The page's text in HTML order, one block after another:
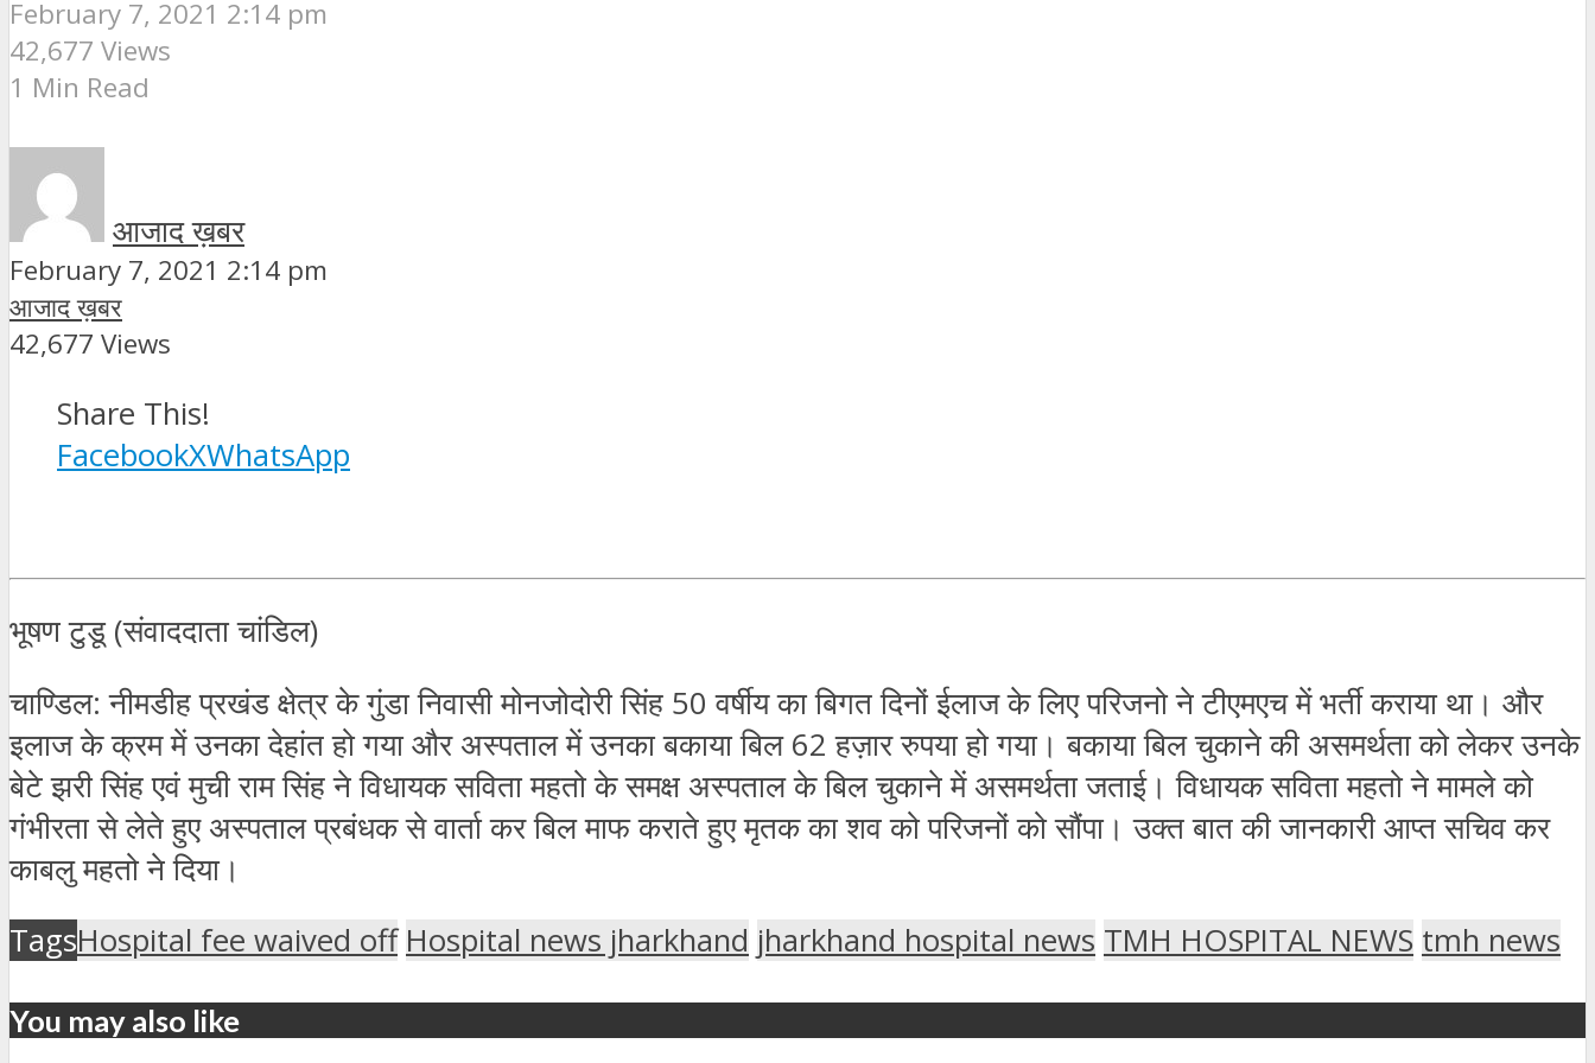
February 7, 2021 2:14 pm
42,677 Views
1 Min Read
आजाद ख़बर
February 7, 2021 2:14 pm
आजाद ख़बर
42,677 Views
Share This!
FacebookXWhatsApp
भूषण टुडू (संवाददाता चांडिल)
चाण्डिल: नीमडीह प्रखंड क्षेत्र के गुंडा निवासी मोनजोदोरी सिंह 50 वर्षीय का बिगत दिनों ईलाज के लिए परिजनो ने टीएमएच में भर्ती कराया था। और
इलाज के क्रम में उनका देहांत हो गया और अस्पताल में उनका बकाया बिल 62 हज़ार रुपया हो गया। बकाया बिल चुकाने की असमर्थता को लेकर उनके
बेटे झरी सिंह एवं मुची राम सिंह ने विधायक सविता महतो के समक्ष अस्पताल के बिल चुकाने में असमर्थता जताई। विधायक सविता महतो ने मामले को
गंभीरता से लेते हुए अस्पताल प्रबंधक से वार्ता कर बिल माफ कराते हुए मृतक का शव को परिजनों को सौंपा। उक्त बात की जानकारी आप्त सचिव कर
काबलु महतो ने दिया।
TagsHospital fee waived off Hospital news jharkhand jharkhand hospital news TMH HOSPITAL NEWS tmh news
You may also like